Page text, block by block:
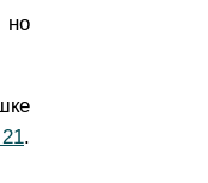
но
.